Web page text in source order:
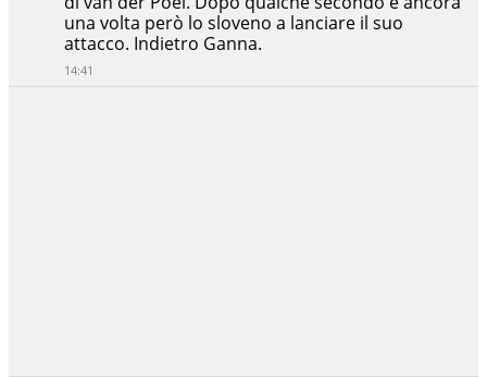
una volta però lo sloveno a lanciare il suo
attacco. Indietro Ganna.
14:41